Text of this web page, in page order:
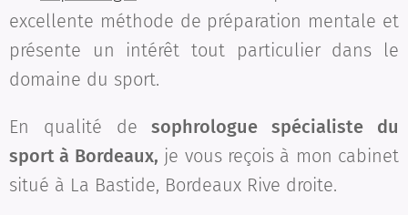
excellente méthode de préparation mentale et
présente un intérêt tout particulier dans le
domaine du sport.
En qualité desophrologue spécialiste du
sport à Bordeaux, je vous reçois à mon cabinet
situé à La Bastide, Bordeaux Rive droite.